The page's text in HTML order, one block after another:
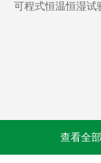
查看全